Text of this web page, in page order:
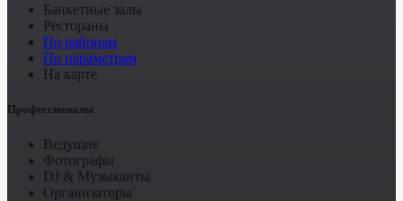
Банкетные залы
Рестораны
По районам
По параметрам
На карте
Профессионалы
Ведущие
Фотографы
DJ & Музыканты
Организаторы